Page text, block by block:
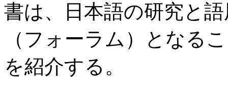
書は、日本語の研究と
（フォーラム）となる
を紹介する。